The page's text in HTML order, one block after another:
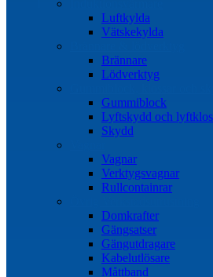
Luftkylda
Vätskekylda
Brännare
Lödverktyg
Gummiblock
Lyftskydd och
Skydd
Vagnar
Verktygsvagnar
Rullcontainrar
Domkrafter
Gängsatser
Gängutdragare
Kabelutlösare
Måttband